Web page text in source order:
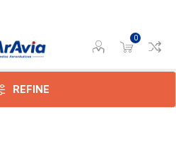
0
REFINE